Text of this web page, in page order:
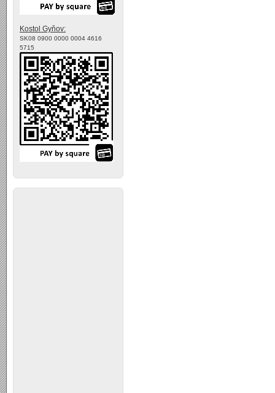
Kostol Gyňov:
SK08 0900 0000 0004 4616
5715